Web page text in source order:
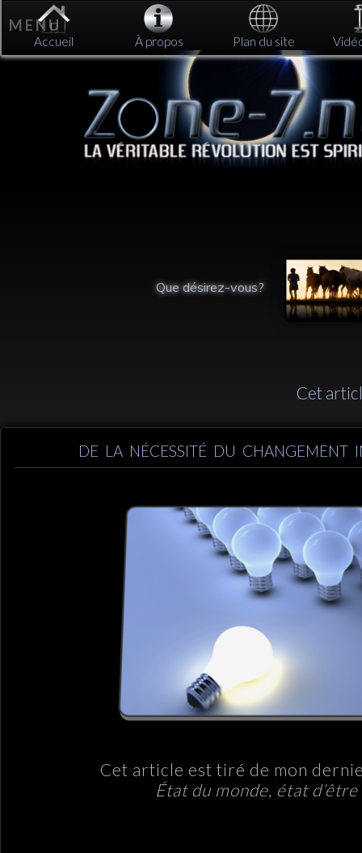
M E N U
émotionnelles :
respirer en pleine
Cet
DE LA NÉCESSITÉ DU CHANGEMENT
Cet article est tiré de mon
État du monde, état d’être
Accueil À propos Plan du site